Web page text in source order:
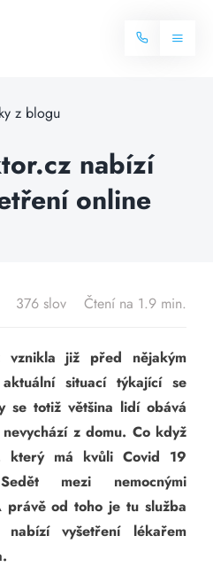
Toggle
Balíčky internetu
Televize
Blog
Kontakt
z blogu
nabízí
online
376 slov Čtení na 1.9 min.
vznikla již před nějakým
situací týkající se
se totiž většina lidí obává
z domu. Co když
má kvůli Covid 19
mezi nemocnými
od toho je tu služba
nabízí vyšetření lékařem